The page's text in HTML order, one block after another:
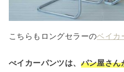
こちらもロングセラーのベイカ
べイカーパンツは、 パン屋さん